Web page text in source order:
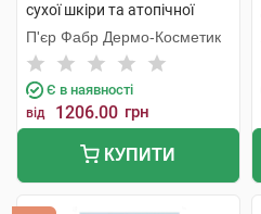
сухої шкіри та атопічної
шкіри 400 мл + Гель-емолент
200 мл 1 набір
П'єр Фабр Дермо-Косметик
Є в наявності
від 1206.00 грн
КУПИТИ